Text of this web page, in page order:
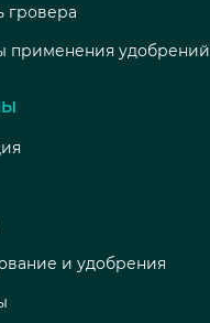
гровера
применения удобрений
и удобрения